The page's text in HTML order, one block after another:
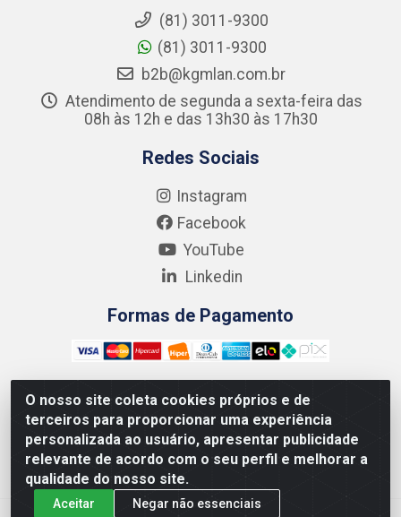
O nosso site coleta cookies próprios e de
terceiros para proporcionar uma experiência
personalizada ao usuário, apresentar publicidade
relevante de acordo com o seu perfil e melhorar a
qualidade do nosso site.
Aceitar Negar não essenciais
(81) 3011-9300
(81) 3011-9300
b2b@kgmlan.com.br
Atendimento de segunda a sexta-feira das
08h às 12h e das 13h30 às 17h30
Redes Sociais
Instagram
Facebook
YouTube
Linkedin
Formas de Pagamento
Kgmlan Distribuidora LTDA - CNPJ 18.217.682/0001-54 -
Rua Pedro de Barros Cavalcante, 58 - Bultrins, Olinda/PE
- CEP 53320-110